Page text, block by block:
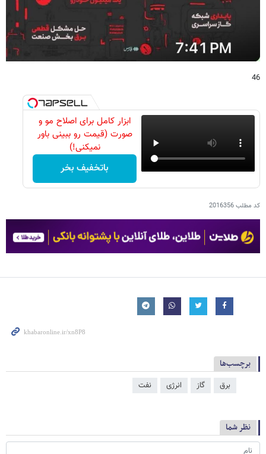
46
ابزار کامل برای اصلاح مو و
صورت (قیمت رو ببینی باور
نمیکنی!)
باتخفیف بخر
کد مطلب2016356
برچسب‌ها
برق گاز انرژی نفت
نظر شما